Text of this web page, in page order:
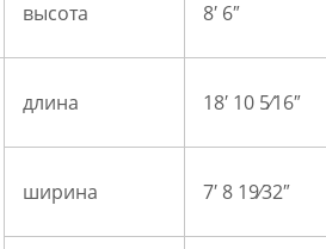
высота 8′ 6″
длина 18′ 10 5⁄16″
ширина 7′ 8 19⁄32″